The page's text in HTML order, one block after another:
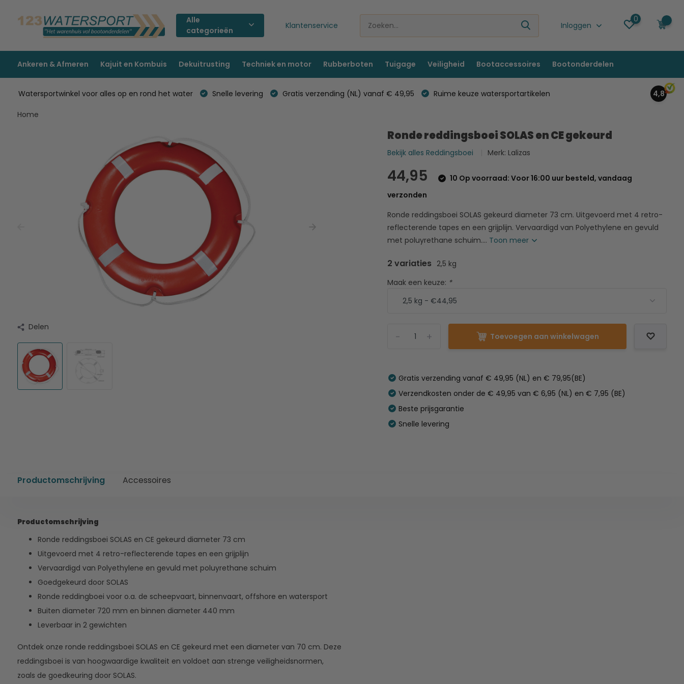
Alle
categorieën
Klantenservice Inloggen
0
Ankeren & Afmeren Kajuit en Kombuis Dekuitrusting Techniek en motor Rubberboten Tuigage Veiligheid Bootaccessoires Bootonderdelen
Watersportwinkel voor alles op en rond het water Snelle levering Gratis verzending (NL) vanaf € 49,95 Ruime keuze watersportartikelen 4,8
Home
Delen
Ronde reddingsboei SOLAS en CE gekeurd
Bekijk alles Reddingsboei Merk: Lalizas
44,95
10 Op voorraad: Voor 16:00 uur besteld, vandaag
verzonden
Ronde reddingsboei SOLAS gekeurd diameter 73 cm. Uitgevoerd met 4 retro-
reflecterende tapes en een grijplijn. Vervaardigd van Polyethylene en gevuld
met poluyrethane schuim.... Toon meer
2 variaties 2,5 kg
Maak een keuze: *
+
- Toevoegen aan winkelwagen
Gratis verzending vanaf € 49,95 (NL) en € 79,95(BE)
Verzendkosten onder de € 49,95 van € 6,95 (NL) en € 7,95 (BE)
Beste prijsgarantie
Snelle levering
Productomschrijving Accessoires
Productomschrijving
Ronde reddingsboei SOLAS en CE gekeurd diameter 73 cm
Uitgevoerd met 4 retro-reflecterende tapes en een grijplijn
Vervaardigd van Polyethylene en gevuld met poluyrethane schuim
Goedgekeurd door SOLAS
Ronde reddingboei voor o.a. de scheepvaart, binnenvaart, offshore en watersport
Buiten diameter 720 mm en binnen diameter 440 mm
Leverbaar in 2 gewichten
Ontdek onze ronde reddingsboei SOLAS en CE gekeurd met een diameter van 70 cm. Deze
reddingsboei is van hoogwaardige kwaliteit en voldoet aan strenge veiligheidsnormen,
zoals de goedkeuring door SOLAS.